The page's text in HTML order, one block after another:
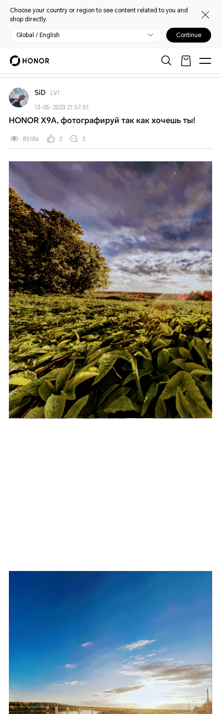
Choose your country or region to see content related to you and
shop directly.
Global / English Continue
ГлавнаяMy HONOR
Открыть
Приложения
SiD LV1
13-05-2023 21:57:51
HONOR X9A, фотографируй так как хочешь ты!
85186 2 2